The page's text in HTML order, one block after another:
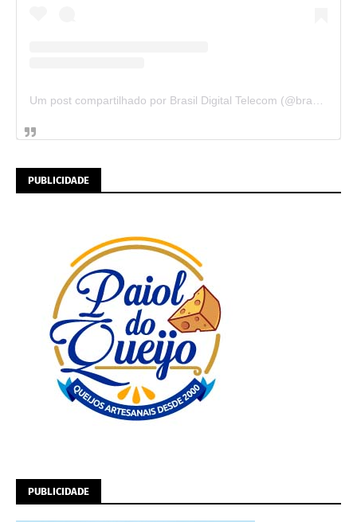
Um post compartilhado por Brasil Digital Telecom (@brasildigitaltelecom)
PUBLICIDADE
PUBLICIDADE